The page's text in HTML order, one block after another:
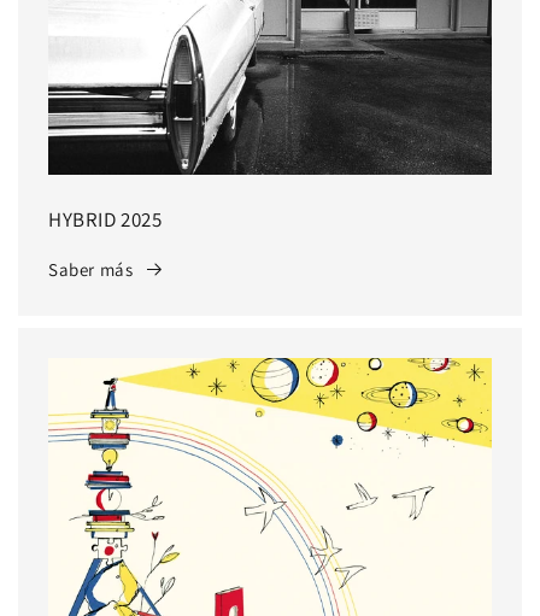
HYBRID 2025
Saber más